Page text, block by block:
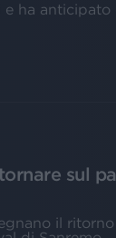
ha
sul
il